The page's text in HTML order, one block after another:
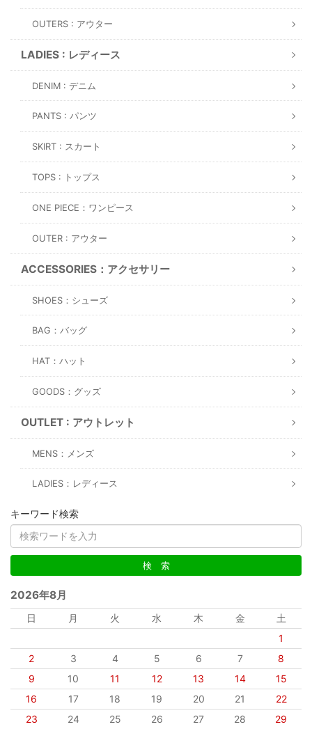
OUTERS : アウター
LADIES : レディース
DENIM : デニム
PANTS : パンツ
SKIRT : スカート
TOPS : トップス
ONE PIECE：ワンピース
OUTER : アウター
ACCESSORIES：アクセサリー
SHOES：シューズ
BAG：バッグ
HAT：ハット
GOODS：グッズ
OUTLET : アウトレット
MENS：メンズ
LADIES：レディース
キーワード検索
2026年8月
日 月 火 水 木 金
土
1
2
3 4 5 6 7
8
9
10 11 12 13 14
15
16
17 18 19 20 21
22
23
24 25 26 27 28
29